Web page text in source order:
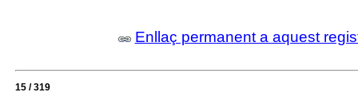
Enllaç permanent a aquest
15 / 319